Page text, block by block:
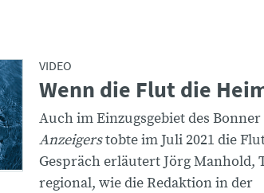
VIDEO
Wenn die Flut die
Auch im Einzugsgebiet des Bonner
Anzeigerstobte im Juli 2021 die
Gespräch erläutert Jörg Manhold,
regional, wie die Redaktion in der